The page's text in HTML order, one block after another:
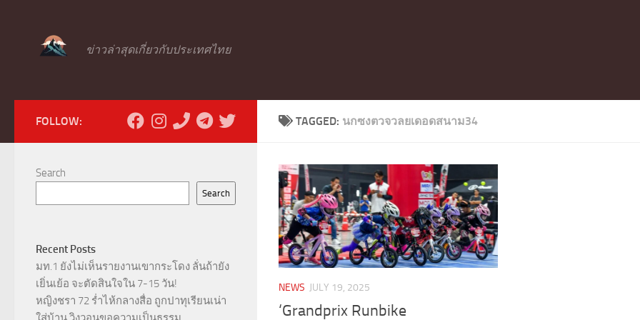
ข่าวล่าสุดเกี่ยวกับประเทศไทย
TAGGED: นกซงตวจวลยเดอดสนาม34
NEWS JULY 19, 2025
‘Grandprix Runbike
FOLLOW:
Search
Search
Recent Posts
มท.1 ยังไม่เห็นรายงานเขากระโดง ลั่นถ้ายัง
เยิ่นเย้อ จะตัดสินใจใน 7-15 วัน!
หญิงชรา 72 ร่ำไห้กลางสื่อ ถูกปาทุเรียนเน่า